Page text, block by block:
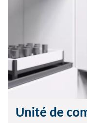
Unité de